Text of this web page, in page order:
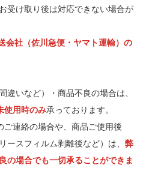
受け取り後は対応できない場合が
会社（佐川急便・ヤマト運輸）の
違いなど）・商品不良の場合は、
使用時のみ承っております。
ご連絡の場合や、商品ご使用後
ースフィルム剥離後など）は、 弊
の場合でも一切承ることができま